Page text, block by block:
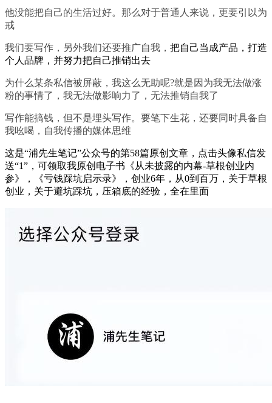
他没能把自己的生活过好。那么对于普通人来说，更要引以为
戒
我们要写作，另外我们还要推广自我， 把自己当成产品，打造
个人品牌，并努力把自己推销出去
为什么某条私信被屏蔽，我这么无助呢?就是因为我无法做涨
粉的事情了，我无法做影响力了，无法推销自我了
写作能搞钱，但不是埋头写作。要笔下生花，还要同时具备自
我吆喝，自我传播的媒体思维
这是“浦先生笔记”公众号的第58篇原创文章，点击头像私信发
送“1”，可领取我原创电子书《从未披露的内幕-草根创业内
参》，《亏钱踩坑启示录》，创业6年，从0到百万，关于草根
创业，关于避坑踩坑，压箱底的经验，全在里面